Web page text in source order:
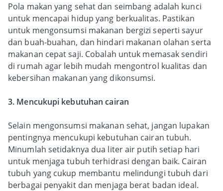
Pola makan yang sehat dan seimbang adalah kunci
untuk mencapai hidup yang berkualitas. Pastikan
untuk mengonsumsi makanan bergizi seperti sayur
dan buah-buahan, dan hindari makanan olahan serta
makanan cepat saji. Cobalah untuk memasak sendiri
di rumah agar lebih mudah mengontrol kualitas dan
kebersihan makanan yang dikonsumsi.
3. Mencukupi kebutuhan cairan
Selain mengonsumsi makanan sehat, jangan lupakan
pentingnya mencukupi kebutuhan cairan tubuh.
Minumlah setidaknya dua liter air putih setiap hari
untuk menjaga tubuh terhidrasi dengan baik. Cairan
tubuh yang cukup membantu melindungi tubuh dari
berbagai penyakit dan menjaga berat badan ideal.